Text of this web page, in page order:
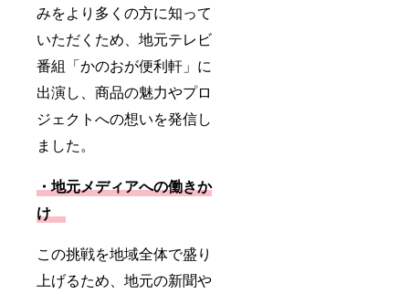
みをより多くの方に知って
いただくため、地元テレビ
番組「かのおが便利軒」に
出演し、商品の魅力やプロ
ジェクトへの想いを発信し
ました。
・地元メディアへの働きか
け
この挑戦を地域全体で盛り
上げるため、地元の新聞や